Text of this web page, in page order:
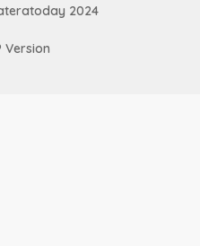
2024
Version